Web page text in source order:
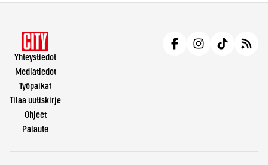
Yhteystiedot
Mediatiedot
Työpaikat
Tilaa uutiskirje
Ohjeet
Palaute